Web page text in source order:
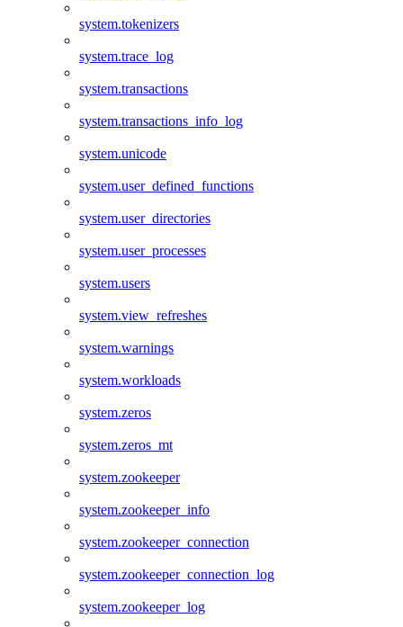
system.tokenizers
system.trace_log
system.transactions
system.transactions_info_log
system.unicode
system.user_defined_functions
system.user_directories
system.user_processes
system.users
system.view_refreshes
system.warnings
system.workloads
system.zeros
system.zeros_mt
system.zookeeper
system.zookeeper_info
system.zookeeper_connection
system.zookeeper_connection_log
system.zookeeper_log